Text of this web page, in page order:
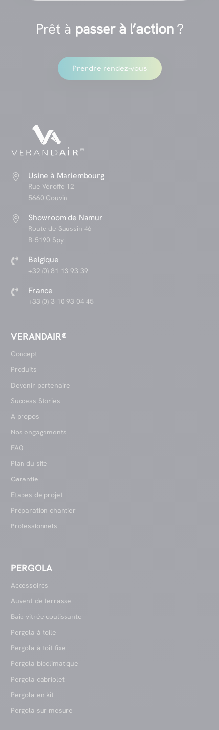
Prêt à passer à l’action?
Prendre rendez-vous
 Usine à Mariembourg
Rue Véroffe 12
5660 Couvin
 Showroom de Namur
Route de Saussin 46
B-5190 Spy
 Belgique
+32 (0) 81 13 93 39
 France
+33 (0) 3 10 93 04 45
VERANDAIR®
Concept
Produits
Devenir partenaire
Success Stories
A propos
Nos engagements
FAQ
Plan du site
Garantie
Etapes de projet
Préparation chantier
Professionnels
PERGOLA
Accessoires
Auvent de terrasse
Baie vitrée coulissante
Pergola à toile
Pergola à toit fixe
Pergola bioclimatique
Pergola cabriolet
Pergola en kit
Pergola sur mesure